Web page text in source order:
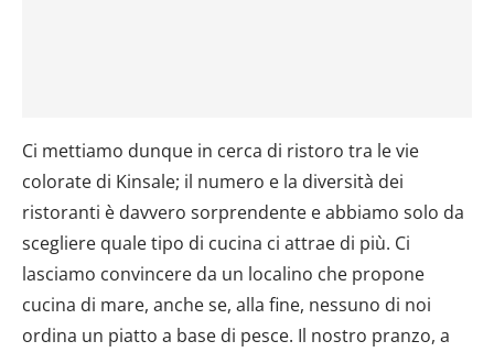
Ci mettiamo dunque in cerca di ristoro tra le vie
colorate di Kinsale; il numero e la diversità dei
ristoranti è davvero sorprendente e abbiamo solo da
scegliere quale tipo di cucina ci attrae di più. Ci
lasciamo convincere da un localino che propone
cucina di mare, anche se, alla fine, nessuno di noi
ordina un piatto a base di pesce. Il nostro pranzo, a